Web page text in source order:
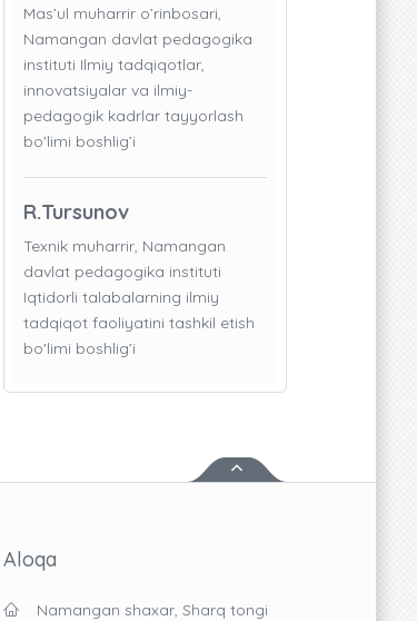
Mas’ul muharrir o’rinbosari,
Namangan davlat pedagogika
instituti Ilmiy tadqiqotlar,
innovatsiyalar va ilmiy-
pedagogik kadrlar tayyorlash
bo'limi boshlig’i
R.Tursunov
Texnik muharrir, Namangan
davlat pedagogika instituti
Iqtidorli talabalarning ilmiy
tadqiqot faoliyatini tashkil etish
bo'limi boshlig’i
Aloqa
Namangan shaxar, Sharq tongi